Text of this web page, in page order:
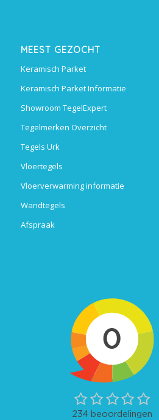
MEEST GEZOCHT
Keramisch Parket
Keramisch Parket Informatie
Showroom TegelExpert
Tegelmerken Overzicht
Tegels Urk
Vloertegels
Vloerverwarming informatie
Wandtegels
Afspraak